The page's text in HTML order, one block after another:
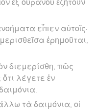
ἐξ οὐρανοῦ ἐζήτουν
εἶπεν αὐτοῖς·
ἐρημοῦται,
διεμερίσθη, πῶς
λέγετε ἐν
τὰ δαιμόνια, οἱ